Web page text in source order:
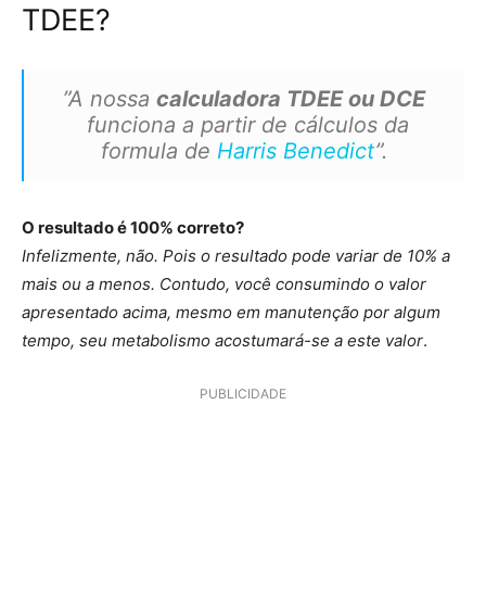
TDEE?
”A nossa calculadora TDEE ou DCE
funciona a partir de cálculos da
formula de Harris Benedict”.
O resultado é 100% correto?
Infelizmente, não. Pois o resultado pode variar de 10% a
mais ou a menos. Contudo, você consumindo o valor
apresentado acima, mesmo em manutenção por algum
tempo, seu metabolismo acostumará-se a este valor.
PUBLICIDADE